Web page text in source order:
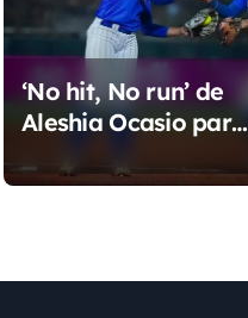
‘No hit, No run’ de
Aleshia Ocasio para
grupo